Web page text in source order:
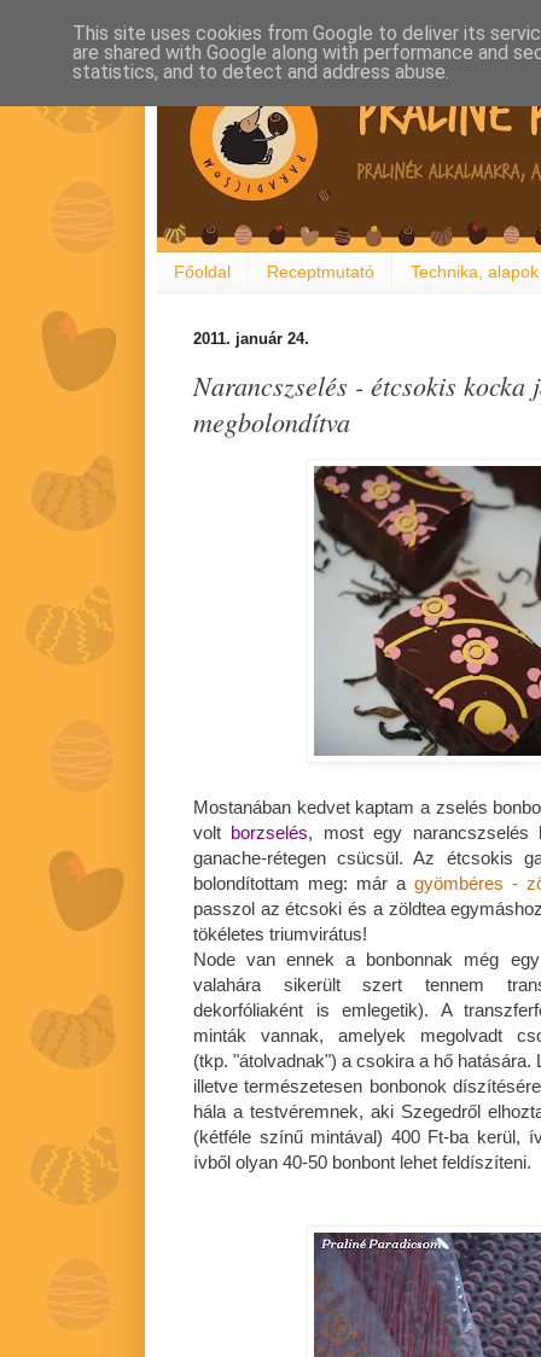
Főoldal Receptmutató Technika, alapok
2011. január 24.
Narancszselés - étcsokis kocka
megbolondítva
Mostanában kedvet kaptam a zselés
volt borzselés, most egy narancszselés
ganache-rétegen csücsül. Az étcsokis
bolondítottam meg: már a gyömbéres -
passzol az étcsoki és a zöldtea
tökéletes triumvirátus!
Node van ennek a bonbonnak még
valahára sikerült szert tennem
dekorfóliaként is emlegetik). A
minták vannak, amelyek megolvadt
(tkp. "átolvadnak") a csokira a hő
illetve természetesen bonbonok
hála a testvéremnek, aki Szegedről
(kétféle színű mintával) 400 Ft-ba kerül,
ívből olyan 40-50 bonbont lehet feldíszíteni.
This site uses cookies from Google to deliver its
are shared with Google along with performance and
statistics, and to detect and address abuse.